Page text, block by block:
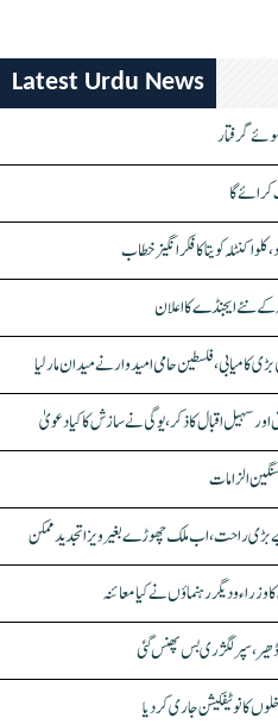
Latest Urdu News
گا
کویتا کا فکر انگیز خطاب
کے نئے ایجنڈے کا اعلان
کامیابی، فلسطین حامی امیدوار نے میدان مار لیا
سہیل اقبال کا ذکر، یوگی نے سازش کا کیا دعویٰ
الزامات
و دیگر رہنماؤں نے کیا معائنہ
سپر لگژری بس پھنس گئی